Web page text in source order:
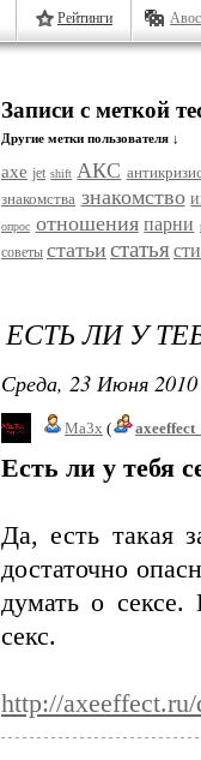
Рейтинги
Записи с меткой
Другие метки пользователя ↓
axe jet shift АКС
знакомства знакомство
опрос отношения парни
советы статьи статья
ЕСТЬ ЛИ У
Среда, 23 Июня
Ma3x (
Есть ли у тебя
Да, есть такая
достаточно
думать о
секс.
http://